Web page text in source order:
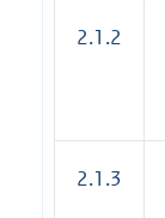
2.1.2
2.1.3